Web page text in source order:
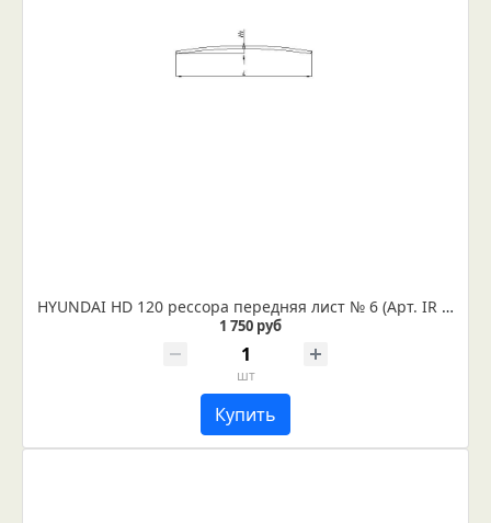
HYUNDAI HD 120 рессора передняя лист № 6 (Арт. IR 06-08-06)
1 750 руб
шт
Купить